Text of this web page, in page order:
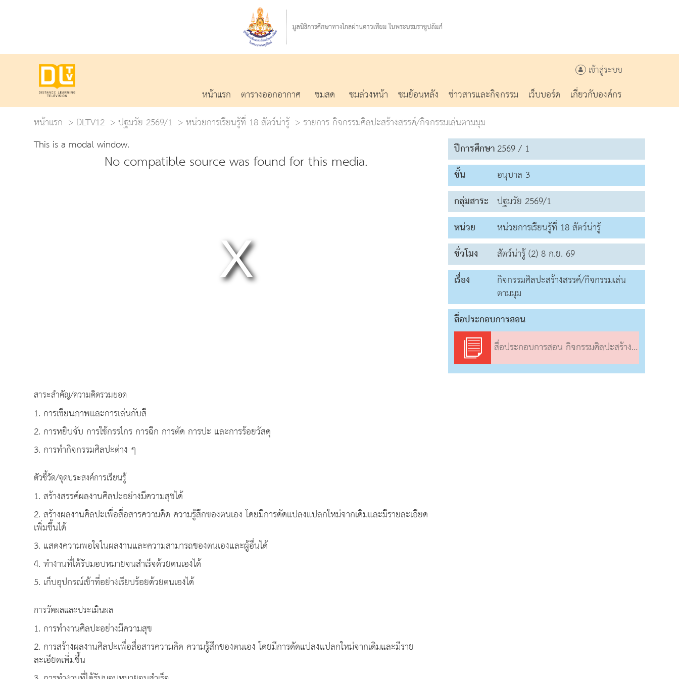
เข้าสู่ระบบ
หน้าแรก ตารางออกอากาศ ชมสด ชมล่วงหน้า ชมย้อนหลัง ข่าวสารและกิจกรรม เว็บบอร์ด
เกี่ยวกับองค์กร
หน้าแรก
DLTV12 ปฐมวัย 2569/1 หน่วยการเรียนรู้ที่ 18 สัตว์น่ารู้
รายการ กิจกรรมศิลปะสร้างสรรค์/กิจกรรมเล่นตามมุม
This is a modal window.
No compatible source was found for this media.
สาระสำคัญ/ความคิดรวมยอด
1. การเขียนภาพและการเล่นกับสี
2. การหยิบจับ การใช้กรรไกร การฉีก การตัด การปะ และการร้อยวัสดุ
3. การทำกิจกรรมศิลปะต่าง ๆ
ตัวชี้วัด/จุดประสงค์การเรียนรู้
1. สร้างสรรค์ผลงานศิลปะอย่างมีความสุขได้
2. สร้างผลงานศิลปะเพื่อสื่อสารความคิด ความรู้สึกของตนเอง โดยมีการดัดแปลงแปลกใหม่จากเดิมและมีรายละเอียด
เพิ่มขึ้นได้
3. แสดงความพอใจในผลงานและความสามารถของตนเองและผู้อื่นได้
4. ทำงานที่ได้รับมอบหมายจนสำเร็จด้วยตนเองได้
5. เก็บอุปกรณ์เข้าที่อย่างเรียบร้อยด้วยตนเองได้
การวัดผลและประเมินผล
1. การทำงานศิลปะอย่างมีความสุข
2. การสร้างผลงานศิลปะเพื่อสื่อสารความคิด ความรู้สึกของตนเอง โดยมีการดัดแปลงแปลกใหม่จากเดิมและมีราย
ละเอียดเพิ่มขึ้น
ปีการศึกษา2569 / 1
ชั้น
อนุบาล 3
กลุ่มสาระ ปฐมวัย 2569/1
หน่วย
หน่วยการเรียนรู้ที่ 18 สัตว์น่ารู้
ชั่วโมง
สัตว์น่ารู้ (2) 8 ก.ย. 69
เรื่อง
กิจกรรมศิลปะสร้างสรรค์/กิจกรรมเล่น
ตามมุม
สื่อประกอบการสอน
สื่อประกอบการสอน กิจกรรมศิลปะสร้างสรรค์/กิจกรรมเล่นตามมุม